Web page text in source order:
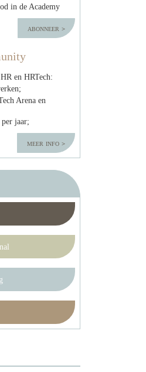
in de Academy
abonneer
en HRTech:
Arena en
jaar;
meer info